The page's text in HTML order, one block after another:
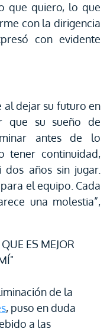
que quiero, lo que
con la dirigencia
con evidente
al dejar su futuro en
que su sueño de
antes de lo
tener continuidad,
años sin jugar.
el equipo. Cada
una molestia”,
ES MEJOR
de la
, puso en duda
a las